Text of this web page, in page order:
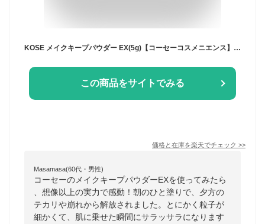
KOSE メイクキープパウダー EX(5g)【コーセーコスメニエンス】[皮脂テカリ 化粧くずれ防止 サラサラ おしろい]
この商品をサイトでみる
価格と在庫を楽天でチェック >>
Masamasa(60代・男性)
コーセーのメイクキープパウダーEXを使ってみたら
、想像以上の実力で感動！朝のひと塗りで、夕方の
テカリや崩れから解放されました。とにかく粒子が
細かくて、肌に乗せた瞬間にサラッサラになります